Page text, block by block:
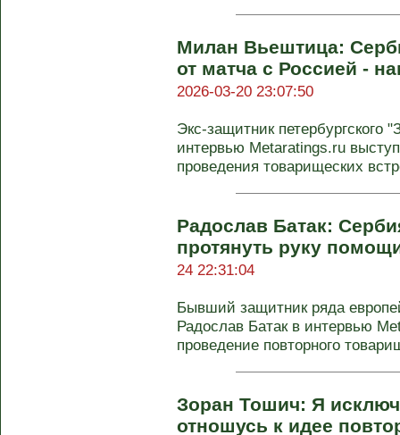
Милан Вьештица:
от матча с Россией -
2026-03-20 23:07:50
Экс-защитник
интервью Metaratings.ru
проведения товарищеских
Радослав Батак:
протянуть руку
24 22:31:04
Бывший защитник ряда
Радослав Батак в интервью
проведение повторного
Зоран Тошич: Я
отношусь к идее